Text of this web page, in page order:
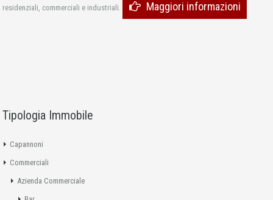
residenziali, commerciali e industriali. Maggiori informazioni
Tipologia Immobile
Capannoni
Commerciali
Azienda Commerciale